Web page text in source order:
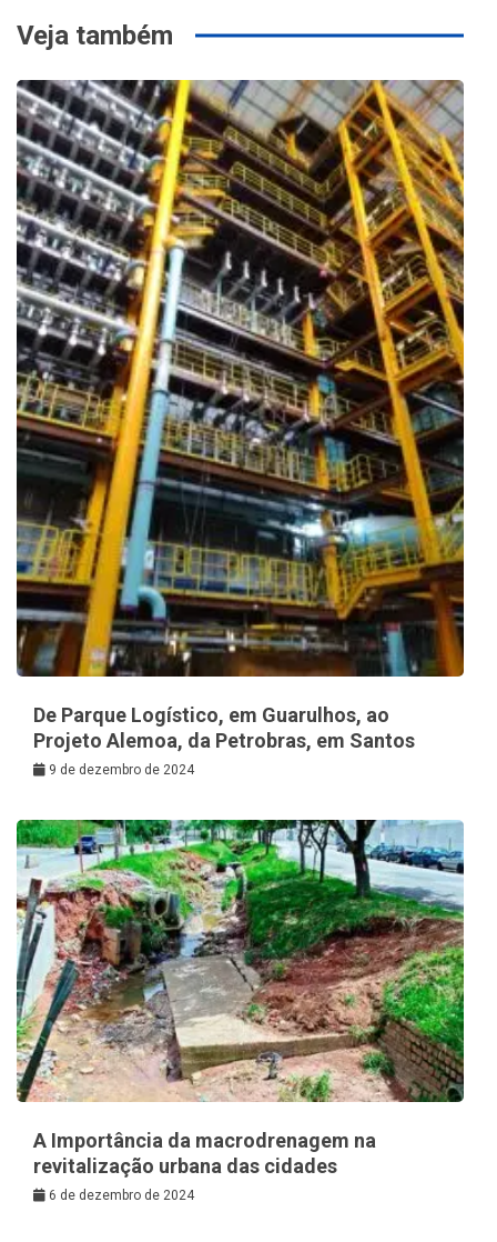
Veja também
De Parque Logístico, em Guarulhos, ao
Projeto Alemoa, da Petrobras, em Santos
9 de dezembro de 2024
A Importância da macrodrenagem na
revitalização urbana das cidades
6 de dezembro de 2024